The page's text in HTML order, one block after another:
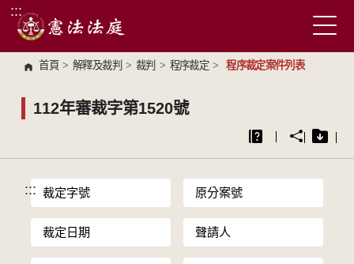
跳到主要內容區塊
:::
首頁 > 解釋及裁判 > 裁判 > 程序裁定 > 程序裁定案件列表
112年審裁字第1520號
::: 裁定字號 原分案號
裁定日期 聲請人